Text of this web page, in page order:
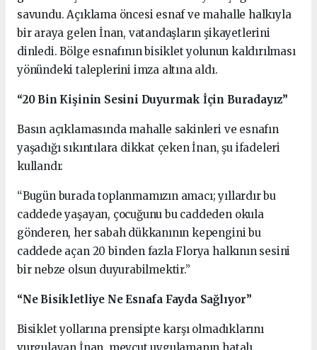
savundu. Açıklama öncesi esnaf ve mahalle halkıyla
bir araya gelen İnan, vatandaşların şikayetlerini
dinledi. Bölge esnafının bisiklet yolunun kaldırılması
yönündeki taleplerini imza altına aldı.
“20 Bin Kişinin Sesini Duyurmak İçin Buradayız”
Basın açıklamasında mahalle sakinleri ve esnafın
yaşadığı sıkıntılara dikkat çeken İnan, şu ifadeleri
kullandı:
“Bugün burada toplanmamızın amacı; yıllardır bu
caddede yaşayan, çocuğunu bu caddeden okula
gönderen, her sabah dükkanının kepengini bu
caddede açan 20 binden fazla Florya halkının sesini
bir nebze olsun duyurabilmektir.”
“Ne Bisikletliye Ne Esnafa Fayda Sağlıyor”
Bisiklet yollarına prensipte karşı olmadıklarını